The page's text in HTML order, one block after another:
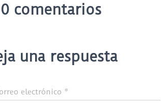
0 comentarios
una respuesta
electrónico *